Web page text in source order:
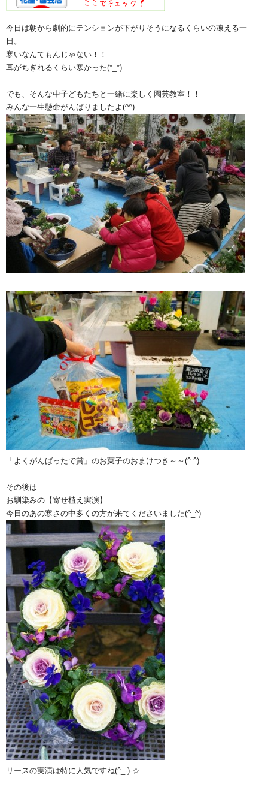
今日は朝から劇的にテンションが下がりそうになるくらいの凍える一
日。
寒いなんてもんじゃない！！
耳がちぎれるくらい寒かった(*_*)
でも、そんな中子どもたちと一緒に楽しく園芸教室！！
みんな一生懸命がんばりましたよ(^^)
「よくがんばったで賞」のお菓子のおまけつき～～(^.^)
その後は
お馴染みの【寄せ植え実演】
今日のあの寒さの中多くの方が来てくださいました(^_^)
リースの実演は特に人気ですね(^_-)-☆